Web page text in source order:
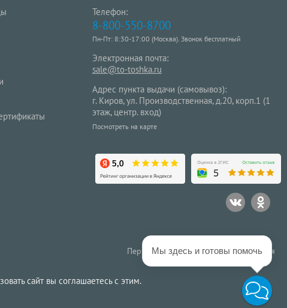
Телефон:
8-800-550-8700
Пн-Пт: 8:30-17:00 (Москва). Звонок бесплатный
Электронная почта:
sale@to-toshka.ru
Адрес пункта выдачи (самовывоз):
г. Киров, ул. Производственная, д.20, корп.1 (1
этаж, центр. вход)
Посмотреть на карте
Первым получать особые предложения
сайт вы соглашаетесь с этим.
Мы здесь и готовы помочь